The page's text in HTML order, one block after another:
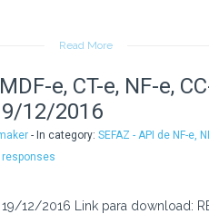
Read More
e, CT-e, NF-e,
12/2016
- In category: SEFAZ - API de NF-e,
responses
12/2016 Link para download: